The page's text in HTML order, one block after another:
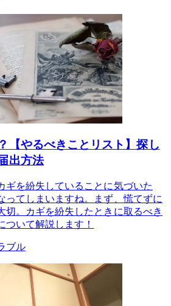
【やるべきことリスト】探し
出方法
ギを紛失していることに気づいた
ってしまいますね。まず、慌てずに
切。カギを紛失したときに取るべき
ついて解説します！
ブル